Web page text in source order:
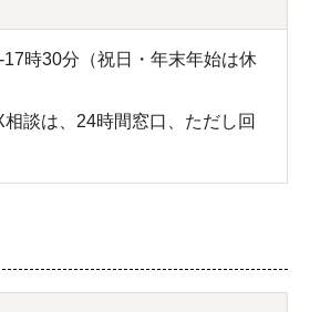
17時30分（祝日・年末年始は休
談は、24時間窓口、ただし回